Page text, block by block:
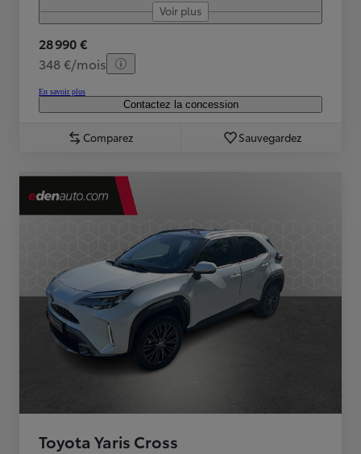
Voir plus
28 990 €
348 €/mois
En savoir plus
Contactez la concession
Comparez Sauvegardez
Toyota Yaris Cross